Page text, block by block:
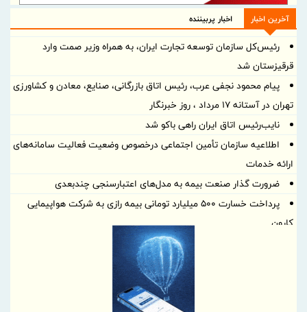
آخرین اخبار اخبار پربیننده
رئیس‌کل سازمان توسعه تجارت ایران، به همراه وزیر صمت وارد
قرقیزستان شد
پیام محمود نجفی عرب، رئیس اتاق بازرگانی، صنایع، معادن و کشاورزی
تهران در آستانه 17 مرداد ، روز خبرنگار
نایب‌رئیس اتاق ایران راهی باکو شد
اطلاعیه سازمان تأمین اجتماعی درخصوص وضعیت فعالیت سامانه‌های
ارائه خدمات
ضرورت گذار صنعت بیمه به مدل‌های اعتبارسنجی چندبعدی
پرداخت خسارت ۵۰۰ میلیارد تومانی بیمه رازی به شرکت هواپیمایی
کارون
بیمه پارسیان، همراه زائران اربعین با پوشش های بیمه های مسئولیت
برگزاری چهارمین نشست هم اندیشی مدیران بیمه البرز با رؤسای تشکل
وقتی «عملکرد» از راز ثروت پنهان آسیا رونمایی می کند